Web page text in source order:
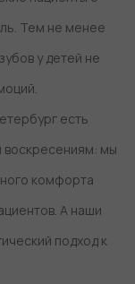
Тем не менее
у детей не
есть
воскресениям: мы
комфорта
А наши
подход к